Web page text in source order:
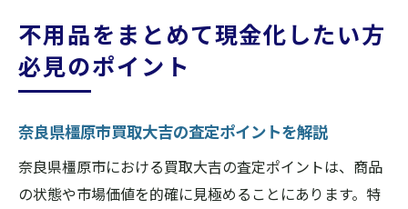
不用品をまとめて現金化したい方
必見のポイント
奈良県橿原市買取大吉の査定ポイントを解説
奈良県橿原市における買取大吉の査定ポイントは、商品
の状態や市場価値を的確に見極めることにあります。特